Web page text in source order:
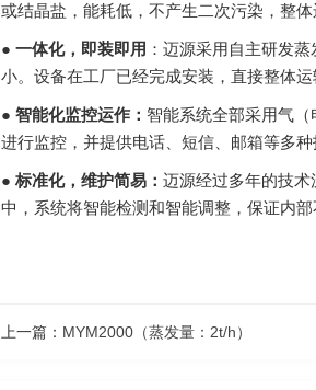
或结晶盐，能耗低，不产生二次污染，整
● 一体化，即装即用 ：迈源采用自主研发
小。设备在工厂已经完成安装，直接整体
● 智能化监控运作： 智能系统全部采用气
进行监控，并提供电话、短信、邮箱等多种
● 标准化，维护简易： 迈源经过多年的技
中，系统将智能检测和智能调整，保证内部
上一篇： MYM2000（蒸发量：2t/h）